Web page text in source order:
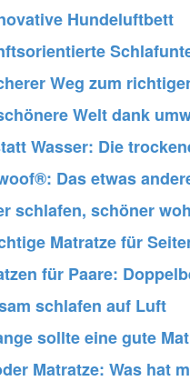
Hundeluftbett
Weg zum
Welt dank
Wasser: Die
Das etwas
schlafen, schöner
Matratze für
für Paare:
schlafen auf Luft
sollte eine gute
Matratze: Was hat